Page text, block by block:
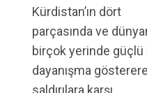
Kürdistan’ın dört
parçasında ve
birçok yerinde güçlü
dayanışma
saldırılara karşı